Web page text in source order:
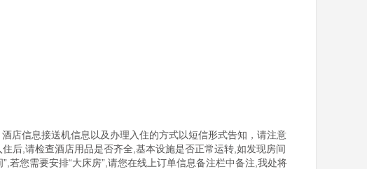
店信息接送机信息以及办理入住的方式以短信形式告知，请注意
后,请检查酒店用品是否齐全,基本设施是否正常运转,如发现房间
若您需要安排“大床房”,请您在线上订单信息备注栏中备注,我处将